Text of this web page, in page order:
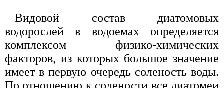
Видовой состав диатомовых
водорослей в водоемах определяется
комплексом физико-химических
факторов, из которых большое значение
имеет в первую очередь соленость воды.
По отношению к солености все диатомеи